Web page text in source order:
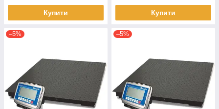
Купити Купити
–5% –5%